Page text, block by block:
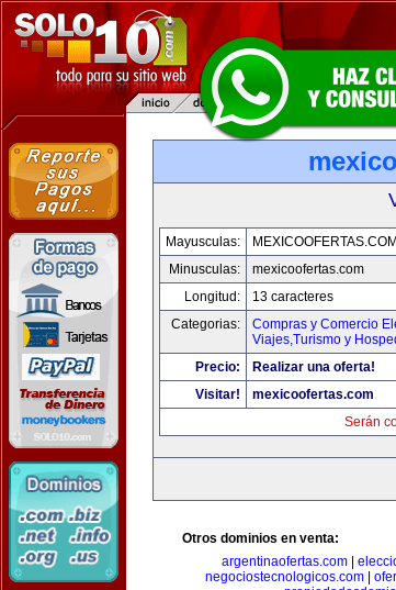
Mayusculas:
MEXICOOFERTAS.COM
Minusculas:
mexicoofertas.com
Longitud:
13 caracteres
Categorias:
Compras y Comercio
Viajes,Turismo y
Precio:
Realizar una oferta!
Visitar!
mexicoofertas.com
Serán
Otros dominios en venta:
argentinaofertas.com|
negociostecnologicos.com